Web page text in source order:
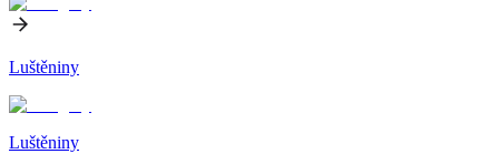
Luštěniny
Luštěniny